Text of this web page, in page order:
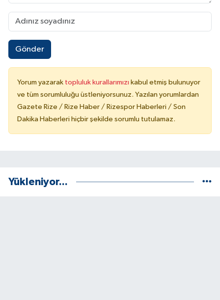
Gönder
Yorum yazarak topluluk kurallarımızı kabul etmiş bulunuyor
ve tüm sorumluluğu üstleniyorsunuz. Yazılan yorumlardan
Gazete Rize / Rize Haber / Rizespor Haberleri / Son
Dakika Haberleri hiçbir şekilde sorumlu tutulamaz.
Yükleniyor...